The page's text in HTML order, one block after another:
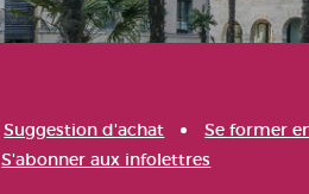
Suggestion d'achat
Se former
S'abonner aux infolettres